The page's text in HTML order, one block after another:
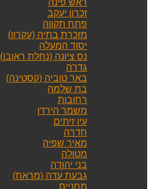
זכרון יעקב
פתח תקווה
מזכרת בתיה (עקרון)
יסוד המעלה
נס ציונה (נחלת ראובן)
גדרה
באר טוביה (קסטינה)
בת שלמה
רחובות
משמר הירדן
עין זיתים
חדרה
מאיר שפיה
מטולה
בני יהודה
גבעת עדה (מראח)
מחניים